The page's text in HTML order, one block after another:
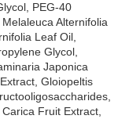
PEG-40
Alternifolia
Leaf Oil,
Glycol,
Japonica
Gloiopeltis
Fruit Extract,